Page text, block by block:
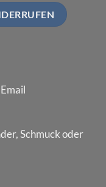
Schmuck oder